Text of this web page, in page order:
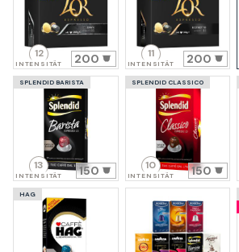
12
INTENSITÄT 200 11
INTENSITÄT 200
SPLENDID BARISTA
13
INTENSITÄT 150
SPLENDID CLASSICO
10
INTENSITÄT 150
HAG